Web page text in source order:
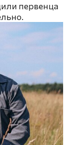
первенца